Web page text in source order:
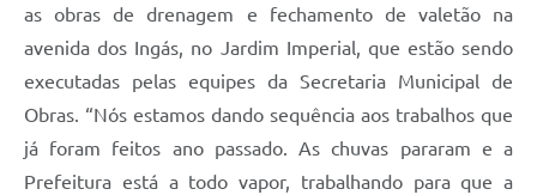
as obras de drenagem e fechamento de valetão na
avenida dos Ingás, no Jardim Imperial, que estão sendo
executadas pelas equipes da Secretaria Municipal de
Obras. “Nós estamos dando sequência aos trabalhos que
já foram feitos ano passado. As chuvas pararam e a
Prefeitura está a todo vapor, trabalhando para que a